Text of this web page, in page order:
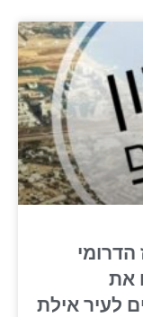
את
לעיר אילת